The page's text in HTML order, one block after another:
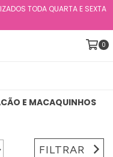
TODA QUARTA E SEXTA
0
E MACAQUINHOS
FILTRAR